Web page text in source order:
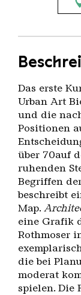
Das erste
Urban Art
und die
Positionen
über 70auf
ruhenden
Begriffen
beschreibt
Map.
eine Grafik
Rothmoser
die bei
moderat
spielen. Die